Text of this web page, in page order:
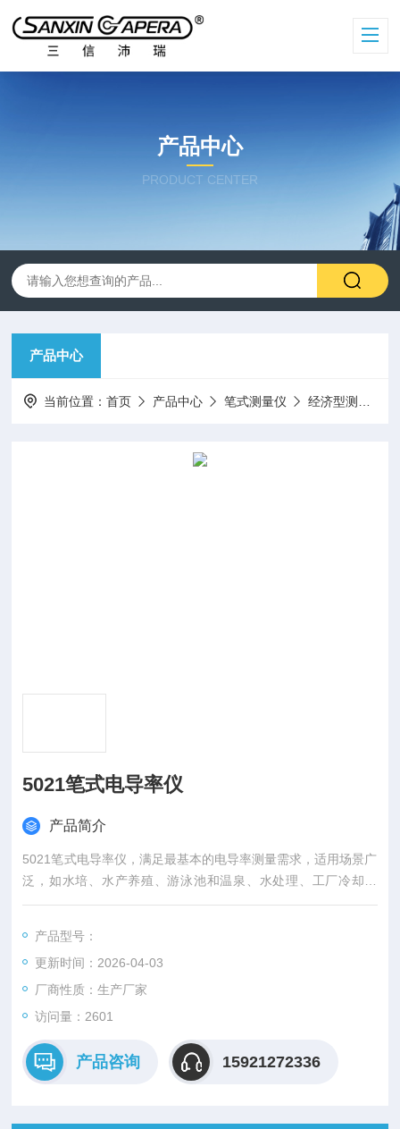
产品中心
PRODUCT CENTER
产品中心
当前位置：首页 产品中心 笔式测量仪 经济型测试笔
5021笔式电导率仪
产品简介
5021笔式电导率仪，满足最基本的电导率测量需求，适用场景广
泛，如水培、水产养殖、游泳池和温泉、水处理、工厂冷却塔
等。小巧携带方便，在野外和现场使用效果尤佳。
产品型号：
更新时间：2026-04-03
厂商性质：生产厂家
访问量：2601
产品咨询 15921272336